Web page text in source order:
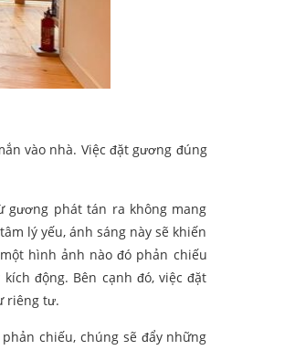
vào nhà. Việc đặt gương đúng
gương phát tán ra không mang
lý yếu, ánh sáng này sẽ khiến
hình ảnh nào đó phản chiếu
động. Bên cạnh đó, việc đặt
riêng tư.
chiếu, chúng sẽ đẩy những